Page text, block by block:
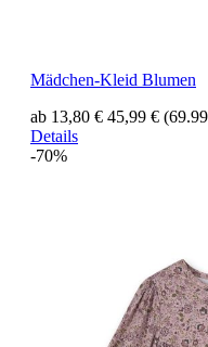
Mädchen-Kleid Blumen
ab 13,80 € 45,99 €
Details
-70%